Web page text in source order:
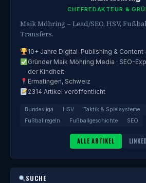
CHEFREDAKTEUR &
Maik Möhring – Lead/SEO, HSV,
Transfers.
10+ Jahre Digital-Publishing &
Gründer Maik Möhring Media · SEO-
der Kindheit
Ermatingen, Schweiz
2314 Artikel veröffentlicht
Bundesliga HSV Taktik & Spielsysteme
Fußballregeln
Fußballgeschichte SEO
ALLE ARTIKEL
SUCHE